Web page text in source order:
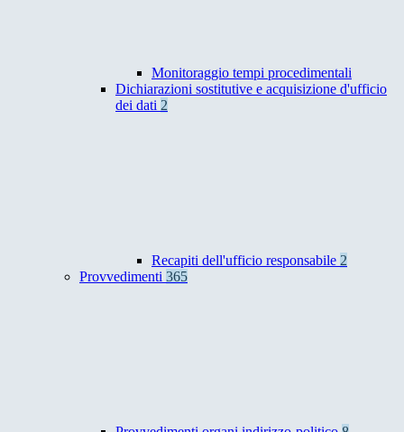
Monitoraggio tempi procedimentali
Dichiarazioni sostitutive e acquisizione d'ufficio
dei dati 2
Recapiti dell'ufficio responsabile 2
Provvedimenti 365